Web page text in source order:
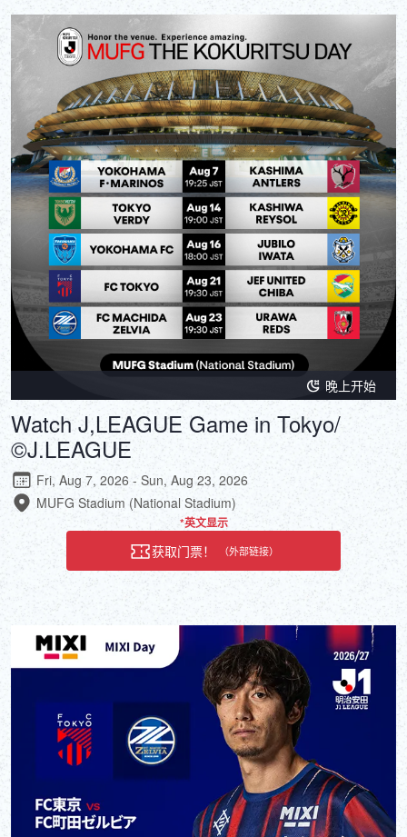
晚上开始
Watch J,LEAGUE Game in Tokyo/
©J.LEAGUE
Fri, Aug 7, 2026 - Sun, Aug 23, 2026
MUFG Stadium (National Stadium)
*英文显示
获取门票！ （外部链接）